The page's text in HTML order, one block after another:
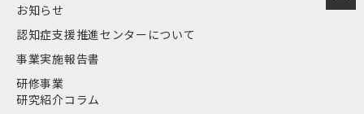
お知らせ
認知症支援推進センターについて
事業実施報告書
研修事業
研究紹介コラム